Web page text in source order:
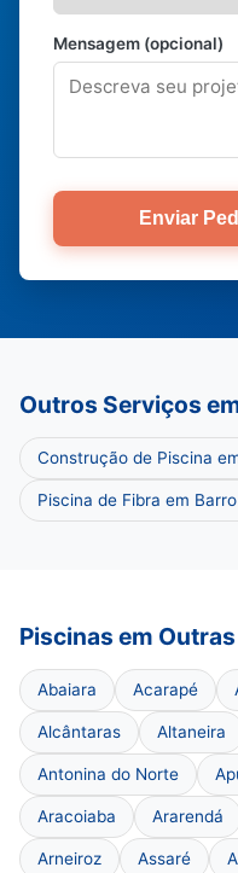
Mensagem (opcional)
Enviar
Outros Serviços
Construção de Piscina
Piscina de Fibra em
Piscinas em
Abaiara Acarapé
Alcântaras Altaneira
Antonina do Norte
Aracoiaba Ararendá
Arneiroz Assaré